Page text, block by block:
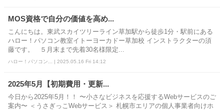
MOS資格で自分の価値を高め...
こんにちは。東武スカイツリーライン草加駅から徒歩1分・駅前にある
ハロー！パソコン教室イトーヨーカドー草加校 インストラクターの須
藤です。 ５月末まで先着30名様限定...
ハロー！パソコン... | 2025.05.16 Fri 14:12
2025年5月【初期費用・更新...
今日から2025年5月！！ 〜小さなビジネスを応援するWebサービスのご
案内〜 ＜うさぎっこWebサービス＞ 札幌市エリアの個人事業者向けホ